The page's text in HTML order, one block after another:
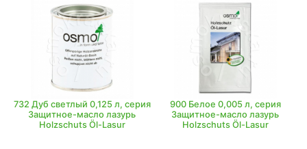
732 Дуб светлый 0,125 л, серия
Защитное-масло лазурь
Holzschuts Öl-Lasur
900 Белое 0,005 л, серия
Защитное-масло лазурь
Holzschuts Öl-Lasur